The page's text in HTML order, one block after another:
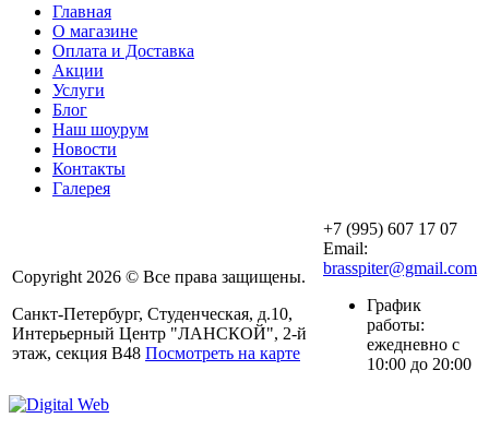
Главная
О магазине
Оплата и Доставка
Акции
Услуги
Блог
Наш шоурум
Новости
Контакты
Галерея
Copyright 2026 © Все права защищены.
Санкт-Петербург, Студенческая, д.10,
Интерьерный Центр "ЛАНСКОЙ", 2-й
этаж, секция В48 Посмотреть на карте
+7 (995) 607 17 07
Email:
brasspiter@gmail.com
График
работы:
ежедневно с
10:00 до 20:00